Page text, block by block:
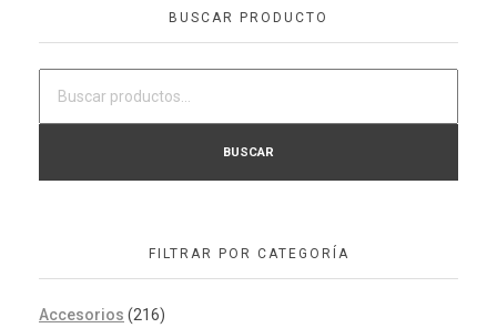
BUSCAR PRODUCTO
BUSCAR
FILTRAR POR CATEGORÍA
Accesorios (216)